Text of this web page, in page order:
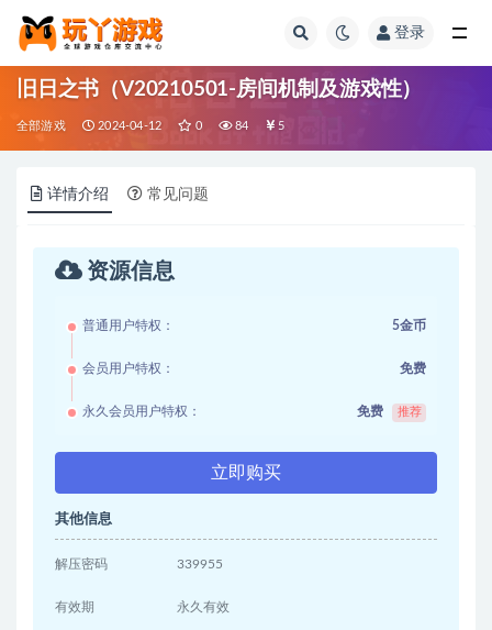
登录
旧日之书（V20210501-房间机制及游戏性）
全部游戏 2024-04-12 0 84 5
详情介绍 常见问题
资源信息
普通用户特权： 5金币
会员用户特权： 免费
永久会员用户特权： 免费 推荐
立即购买
其他信息
解压密码 339955
有效期 永久有效